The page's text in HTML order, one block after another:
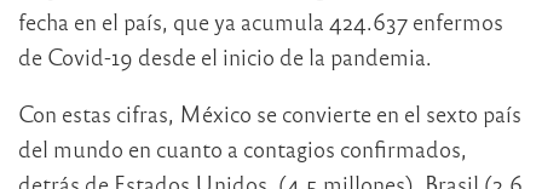
fecha en el país, que ya acumula 424.637 enfermos
de Covid-19 desde el inicio de la pandemia.
Con estas cifras, México se convierte en el sexto país
del mundo en cuanto a contagios confirmados,